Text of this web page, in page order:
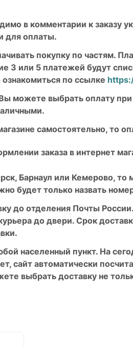
в комментарии к заказу
для оплаты.
покупку по частям.
3 или 5 платежей будут
по ссылке
можете выбрать оплату
самостоятельно, то
заказа в интернет
Барнаул или Кемерово,
будет только назвать
до отделения Почты
до двери. Срок
населенный пункт. На
сайт автоматически
выбрать доставку не